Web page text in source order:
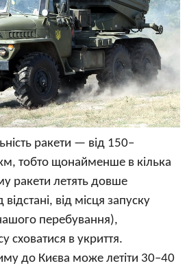
ракети — від 150–
тобто щонайменше в кілька
ракети летять довше
від місця запуску
перебування),
сховатися в укриття.
до Києва може летіти 30–40